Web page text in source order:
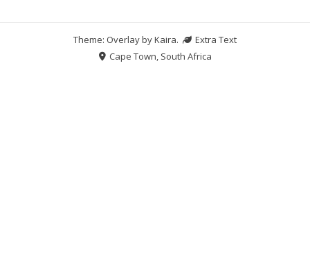
Theme: Overlay byKaira.
Extra Text
Cape Town, South Africa